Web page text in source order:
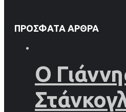
ΠΡΌΣΦΑΤΑ ΆΡΘΡΑ
Ο